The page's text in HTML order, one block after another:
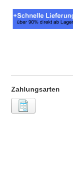
Zahlungsarten